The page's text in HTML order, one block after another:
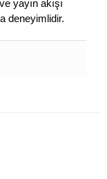
yayın akışı
deneyimlidir.